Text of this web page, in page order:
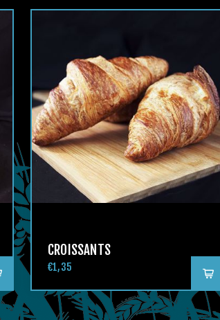
CROISSANTS
€1,35